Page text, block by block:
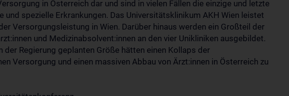
in Österreich dar und sind in vielen Fällen die einzige und letzte
und spezielle Erkrankungen. Das Universitätsklinikum AKH Wien leistet
Versorgungsleistung in Wien. Darüber hinaus werden ein Großteil der
und Medizinabsolvent:innen an den vier Unikliniken ausgebildet.
der Regierung geplanten Größe hätten einen Kollaps der
Versorgung und einen massiven Abbau von Ärzt:innen in Österreich zu